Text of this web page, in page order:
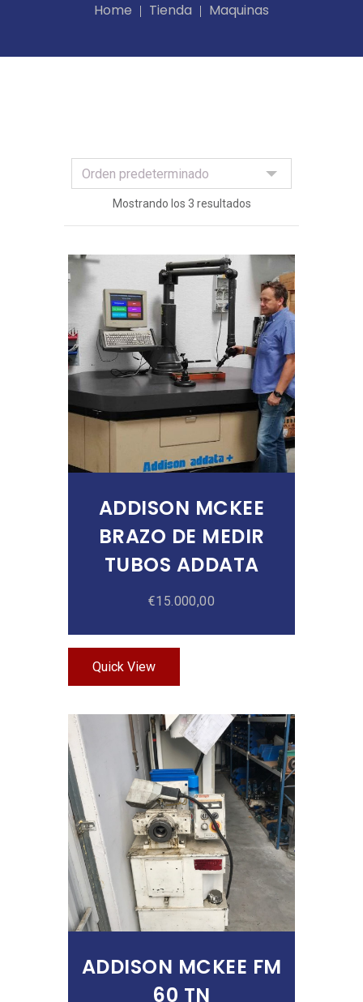
Home Tienda Maquinas
Mostrando los 3 resultados
Añadir Al Carrito
ADDISON MCKEE
BRAZO DE MEDIR
TUBOS ADDATA
€15.000,00
Quick View
Añadir Al Carrito
ADDISON MCKEE FM
60 TN